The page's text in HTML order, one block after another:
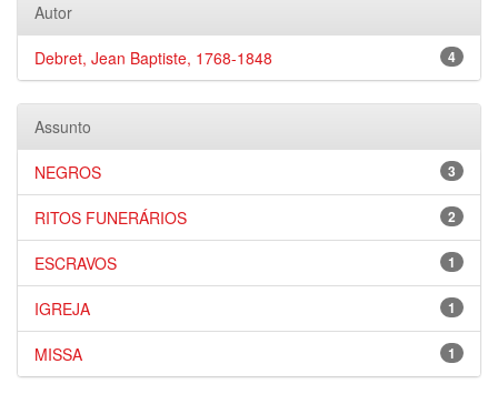
Autor
4
Debret, Jean Baptiste, 1768-1848
Assunto
3
NEGROS
2
RITOS FUNERÁRIOS
1
ESCRAVOS
1
IGREJA
1
MISSA